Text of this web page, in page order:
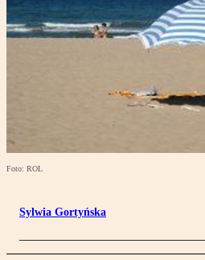
Foto: ROL
Sylwia Gortyńska